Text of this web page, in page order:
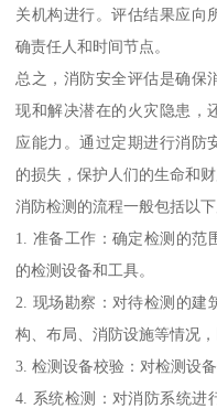
关机构进行。评估结果应向
确责任人和时间节点。
总之，消防安全评估是确保
现和解决潜在的火灾隐患，
应能力。通过定期进行消防
的损失，保护人们的生命和财
消防检测的流程一般包括以下
1. 准备工作：确定检测的范
的检测设备和工具。
2. 现场勘察：对待检测的建
构、布局、消防设施等情况
3. 检测设备校验：对检测设
4. 系统检测：对消防系统进